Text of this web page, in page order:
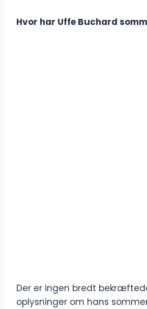
Hvor har Uffe Buchard
Der er ingen bredt
oplysninger om hans